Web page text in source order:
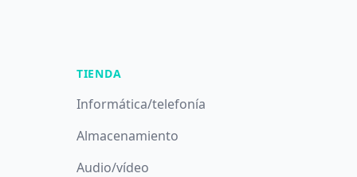
TIENDA
Informática/telefonía
Almacenamiento
Audio/vídeo